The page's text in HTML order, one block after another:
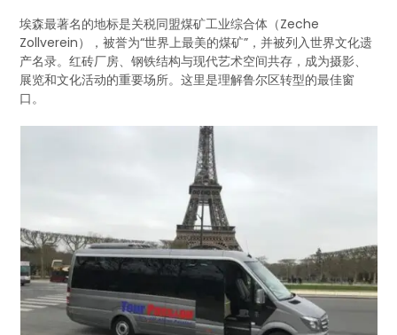
埃森最著名的地标是关税同盟煤矿工业综合体（Zeche
Zollverein），被誉为“世界上最美的煤矿”，并被列入世界文化遗
产名录。红砖厂房、钢铁结构与现代艺术空间共存，成为摄影、
展览和文化活动的重要场所。这里是理解鲁尔区转型的最佳窗
口。